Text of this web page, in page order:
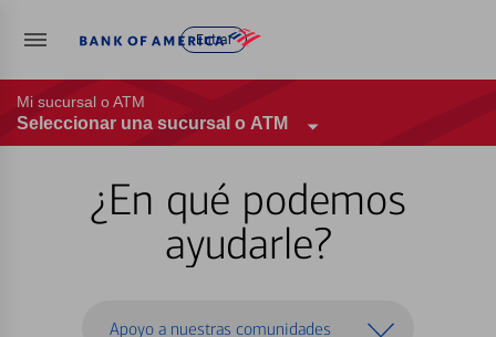
Entrar
Mi sucursal o ATM
Seleccionar una sucursal o ATM
¿En qué podemos
ayudarle?
Apoyo a nuestras comunidades